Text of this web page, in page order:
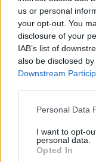
us or personal
your opt-out. You
disclosure of your
IAB’s list of
also be disclosed
Downstream
Please note that
not limited to your
grant or deny
use your data for
Personal Data
I want to opt-
personal data.
Opted In
Az új megoldás
nem a mai
lenne, hanem az
jövedelemből
kirekesztés által
„adaptált
AROPE-mutató
kockázatának